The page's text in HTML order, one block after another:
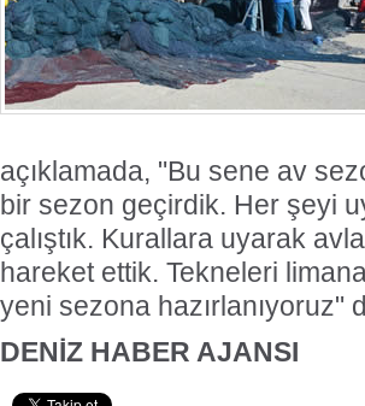
açıklamada, "Bu sene av
bir sezon geçirdik. Her şeyi
çalıştık. Kurallara uyarak
hareket ettik. Tekneleri
yeni sezona hazırlanıyoruz"
DENİZ HABER AJANSI